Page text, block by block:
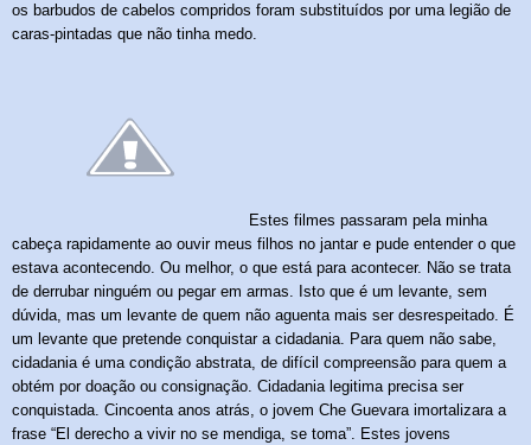
os barbudos de cabelos compridos foram substituídos por uma legião de
caras-pintadas que não tinha medo.
Estes filmes passaram pela minha
cabeça rapidamente ao ouvir meus filhos no jantar e pude entender o que
estava acontecendo. Ou melhor, o que está para acontecer. Não se trata
de derrubar ninguém ou pegar em armas. Isto que é um levante, sem
dúvida, mas um levante de quem não aguenta mais ser desrespeitado. É
um levante que pretende conquistar a cidadania. Para quem não sabe,
cidadania é uma condição abstrata, de difícil compreensão para quem a
obtém por doação ou consignação. Cidadania legitima precisa ser
conquistada. Cincoenta anos atrás, o jovem Che Guevara imortalizara a
frase “El derecho a vivir no se mendiga, se toma”. Estes jovens